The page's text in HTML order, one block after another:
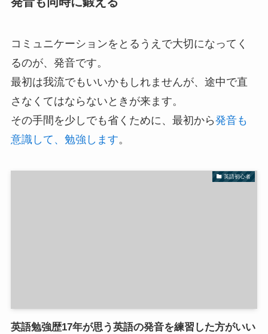
コミュニケーションをとるうえで大切になってく
るのが、発音です。
最初は我流でもいいかもしれませんが、途中で直
さなくてはならないときが来ます。
その手間を少しでも省くために、最初から発音も
意識して、勉強します。
英語初心者
英語勉強歴17年が思う英語の発音を練習した方がいい